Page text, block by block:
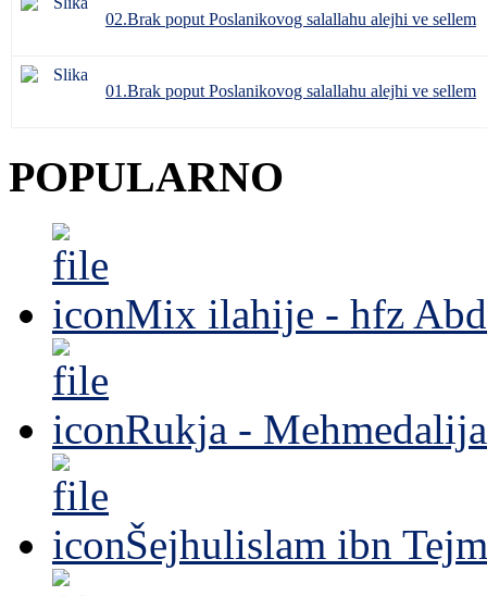
02.Brak poput Poslanikovog salallahu alejhi ve sellem
01.Brak poput Poslanikovog salallahu alejhi ve sellem
POPULARNO
Mix ilahije - hfz
Rukja -
Šejhulislam ibn